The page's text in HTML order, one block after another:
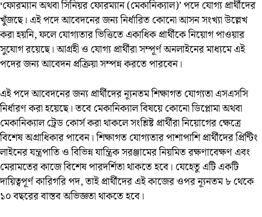
‘ফোরম্যান অথবা সিনিয়র ফোরম্যান (মেকানিক্যাল)’ পদে যোগ্য প্রার্থীদের
খুঁজছে। এই পদে আবেদনের জন্য নির্ধারিত কোনো আসন সংখ্যা উল্লেখ
করা হয়নি, ফলে যোগ্যতার ভিত্তিতে একাধিক প্রার্থীকে নিয়োগ পাওয়ার
সুযোগ রয়েছে। আগ্রহী ও যোগ্য প্রার্থীরা সম্পূর্ণ অনলাইনের মাধ্যমে এই
পদের জন্য আবেদন প্রক্রিয়া সম্পন্ন করতে পারবেন।
এই পদে আবেদনের জন্য প্রার্থীদের ন্যূনতম শিক্ষাগত যোগ্যতা এসএসসি
নির্ধারণ করা হয়েছে। তবে মেকানিক্যাল বিষয়ে কোনো ডিপ্লোমা অথবা
মেকানিক্যাল ট্রেড কোর্স করা থাকলে সংশ্লিষ্ট প্রার্থীরা নিয়োগের ক্ষেত্রে
বিশেষ অগ্রাধিকার পাবেন। শিক্ষাগত যোগ্যতার পাশাপাশি প্রার্থীদের প্রিন্টিং
লাইনের যন্ত্রপাতি ও বিভিন্ন যান্ত্রিক সরঞ্জামের নিয়মিত রক্ষণাবেক্ষণ এবং
মেরামতের কাজে বিশেষ পারদর্শিতা থাকতে হবে। যেহেতু এটি একটি
দায়িত্বপূর্ণ কারিগরি পদ, তাই প্রার্থীদের এই কাজের ওপর ন্যূনতম ৮ থেকে
১০ বছরের বাস্তব অভিজ্ঞতা থাকতে হবে।